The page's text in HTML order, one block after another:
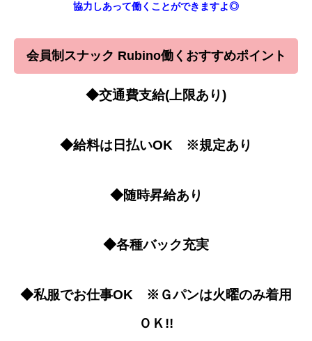
協力しあって働くことができますよ◎
会員制スナック Rubino働くおすすめポイント
◆交通費支給(上限あり)
◆給料は日払いOK ※規定あり
◆随時昇給あり
◆各種バック充実
◆私服でお仕事OK ※Ｇパンは火曜のみ着用
ＯＫ!!